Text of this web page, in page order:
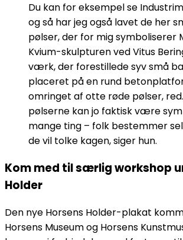
Du kan for eksempel se
og så har jeg også lavet de her
pølser, der for mig symboliserer
Kvium-skulpturen ved Vitus
værk, der forestillede syv små
placeret på en rund
omringet af otte røde pølser,
pølserne kan jo faktisk være
mange ting – folk bestemmer
de vil tolke kagen, siger hun.
Kom med til særlig workshop
Holder
Den nye Horsens Holder-plakat
Horsens Museum og Horsens